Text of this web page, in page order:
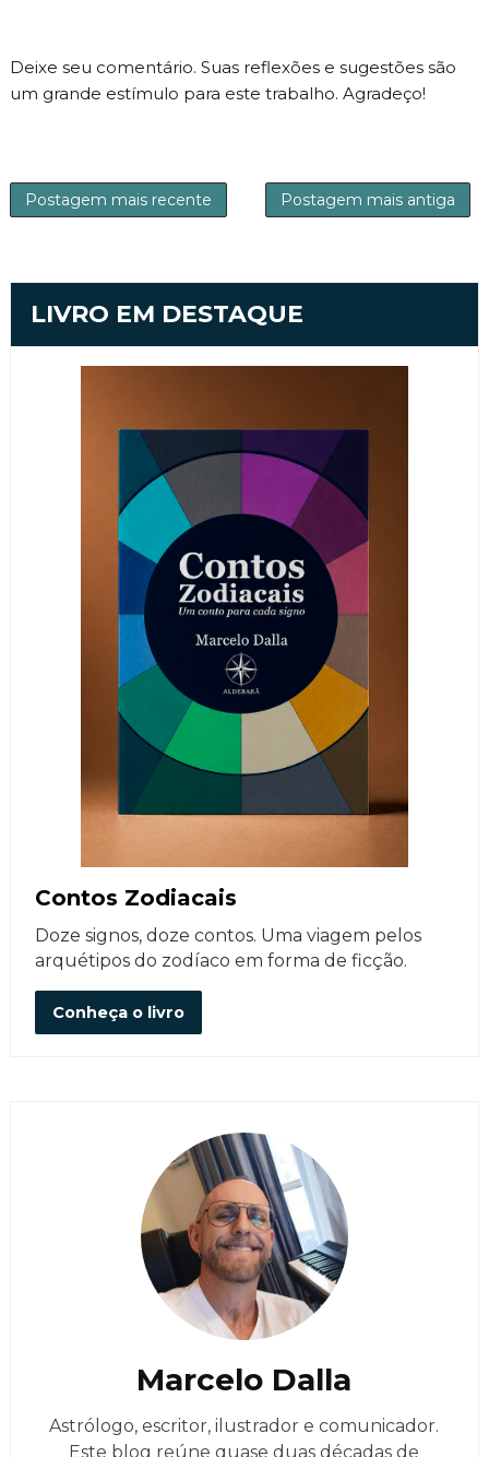
Deixe seu comentário. Suas reflexões e sugestões são
um grande estímulo para este trabalho. Agradeço!
Postagem mais recente Postagem mais antiga
LIVRO EM DESTAQUE
Contos Zodiacais
Doze signos, doze contos. Uma viagem pelos
arquétipos do zodíaco em forma de ficção.
Conheça o livro
Marcelo Dalla
Astrólogo, escritor, ilustrador e comunicador.
Este blog reúne quase duas décadas de